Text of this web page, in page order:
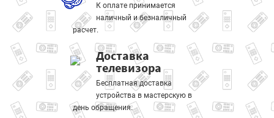
К оплате принимается
наличный и безналичный
расчет.
Доставка
телевизора
Бесплатная доставка
устройства в мастерскую в
день обращения.